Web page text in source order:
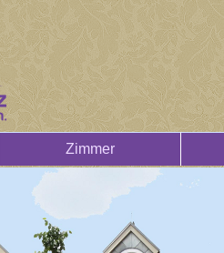
Zimmer